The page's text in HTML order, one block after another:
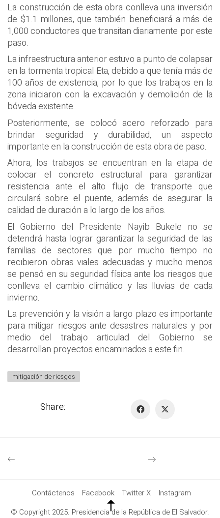
La construcción de esta obra conlleva una inversión
de $1.1 millones, que también beneficiará a más de
1,000 conductores que transitan diariamente por este
paso.
La infraestructura anterior estuvo a punto de colapsar
en la tormenta tropical Eta, debido a que tenía más de
100 años de existencia, por lo que los trabajos en la
zona iniciaron con la excavación y demolición de la
bóveda existente.
Posteriormente, se colocó acero reforzado para
brindar seguridad y durabilidad, un aspecto
importante en la construcción de esta obra de paso.
Ahora, los trabajos se encuentran en la etapa de
colocar el concreto estructural para garantizar
resistencia ante el alto flujo de transporte que
circulará sobre el puente, además de asegurar la
calidad de duración a lo largo de los años.
El Gobierno del Presidente Nayib Bukele no se
detendrá hasta lograr garantizar la seguridad de las
familias de sectores que por mucho tiempo no
recibieron obras viales adecuadas y mucho menos
se pensó en su seguridad física ante los riesgos que
conlleva el cambio climático y las lluvias de cada
invierno.
La prevención y la visión a largo plazo es importante
para mitigar riesgos ante desastres naturales y por
medio del trabajo articulad del Gobierno se
desarrollan proyectos encaminados a este fin.
mitigación de riesgos
Share:
Contáctenos Facebook Twitter X
Instagram
© Copyright 2025. Presidencia de la República de El Salvador.